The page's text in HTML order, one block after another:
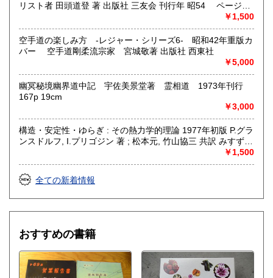
リスト者 田頭道登 著 出版社 三友会 刊行年 昭54 ページ数
￥1,500
空手道の楽しみ方 -レジャー・シリーズ6- 昭和42年重版カ
バー 空手道剛柔流宗家 宮城敬著 出版社 西東社
￥5,000
幽冥秘境幽界道中記 宇佐美景堂著 霊相道 1973年刊行
167p 19cm
￥3,000
構造・安定性・ゆらぎ : その熱力学的理論 1977年初版 P.グラ
ンスドルフ, I.プリゴジン 著 ; 松本元, 竹山協三 共訳 みすず書
房〈熱力学の方法を、平衡はもとより非線形性や不安定性を
も含むあらゆる現象へ拡張できないであろうか？ ……新し
い「構造」は常に不安定性の結果として出現する。すなわち
それはゆらぎから生じるものである。ふつうはゆらぎが生じ
びつけ、ゆらぎの巨視的理論を包含する一般化された熱力学
を作り上げなくてはならない。〉散逸構造の理論で、1977
年、ノーベル化学賞を受賞したプリゴジンの、グランスドル
フとの共著による初期の著作。開放系に現れる構造の問題
を、非平衡熱力学の立場から、物理学、化学、生物学につい
￥1,500
全ての新着情報
おすすめの書籍